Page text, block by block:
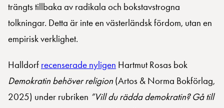
trängts tillbaka av radikala och bokstavstrogna
tolkningar. Detta är inte en västerländsk fördom, utan en
empirisk verklighet.
Halldorf recenserade nyligen Hartmut Rosas bok
Demokratin behöver religion (Artos & Norma Bokförlag,
2025) under rubriken ”Vill du rädda demokratin? Gå till